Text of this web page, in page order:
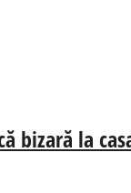
bizară la